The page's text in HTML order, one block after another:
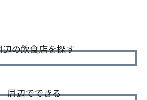
辺の飲食店を探す
周辺でできる